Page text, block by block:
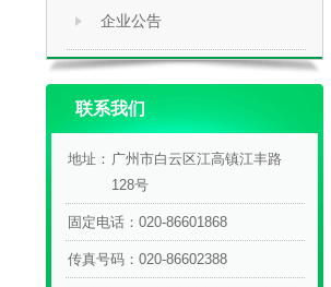
企业公告
联系我们
地址： 广州市白云区江高镇江丰路
128号
固定电话： 020-86601868
传真号码： 020-86602388